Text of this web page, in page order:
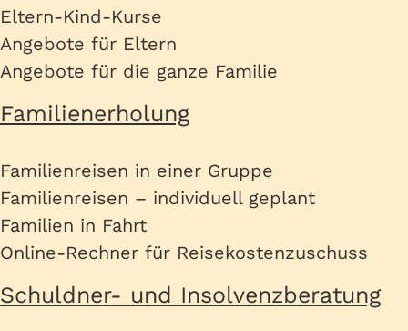
Eltern-Kind-Kurse
Angebote für Eltern
Angebote für die ganze Familie
Familienerholung
Familienreisen in einer Gruppe
Familienreisen – individuell geplant
Familien in Fahrt
Online-Rechner für Reisekostenzuschuss
Schuldner- und Insolvenzberatung